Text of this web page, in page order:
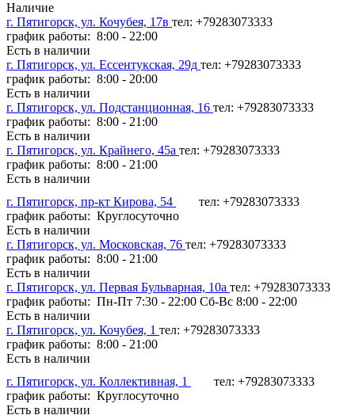
Наличие
г. Пятигорск, ул. Кочубея, 17в тел: +79283073333
график работы: 8:00 - 22:00
Есть в наличии
г. Пятигорск, ул. Ессентукская, 29д тел: +79283073333
график работы: 8:00 - 20:00
Есть в наличии
г. Пятигорск, ул. Подстанционная, 16 тел: +79283073333
график работы: 8:00 - 21:00
Есть в наличии
г. Пятигорск, ул. Крайнего, 45а тел: +79283073333
график работы: 8:00 - 21:00
Есть в наличии
г. Пятигорск, пр-кт Кирова, 54
тел: +79283073333
график работы: Круглосуточно
Есть в наличии
г. Пятигорск, ул. Московская, 76 тел: +79283073333
график работы: 8:00 - 21:00
Есть в наличии
г. Пятигорск, ул. Первая Бульварная, 10а тел: +79283073333
график работы: Пн-Пт 7:30 - 22:00 Сб-Вс 8:00 - 22:00
Есть в наличии
г. Пятигорск, ул. Кочубея, 1 тел: +79283073333
график работы: 8:00 - 21:00
Есть в наличии
г. Пятигорск, ул. Коллективная, 1
тел: +79283073333
график работы: Круглосуточно
Есть в наличии